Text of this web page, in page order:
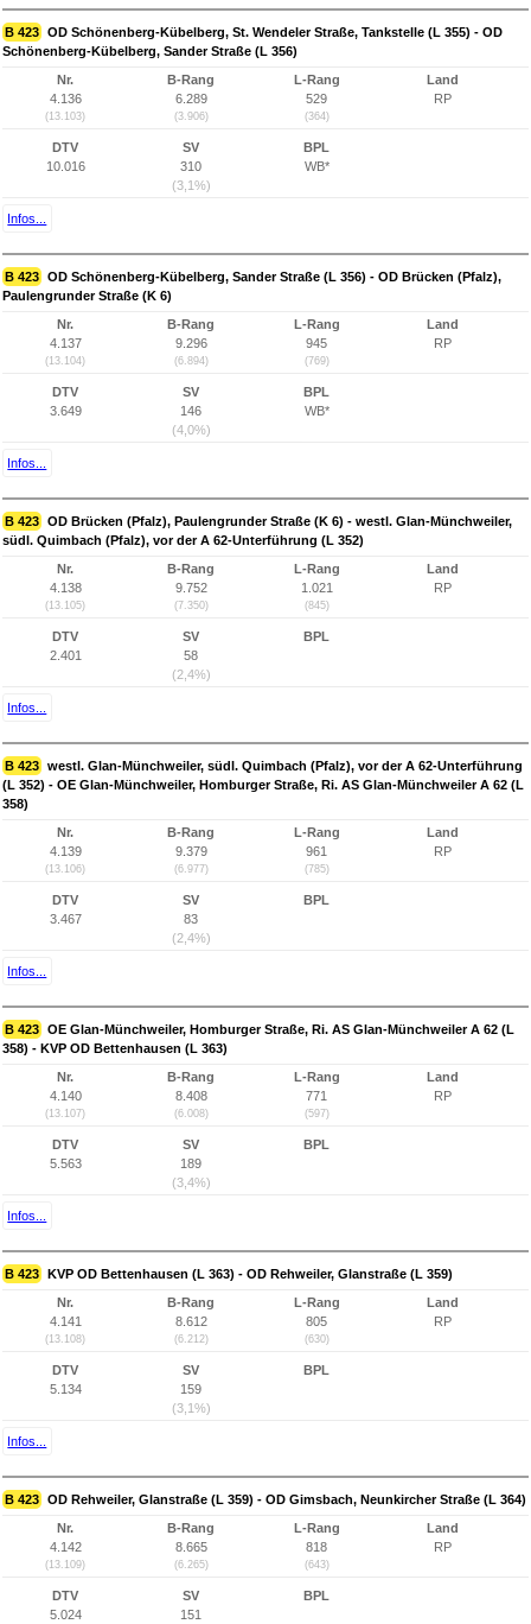
B 423 OD Schönenberg-Kübelberg, St. Wendeler Straße, Tankstelle (L 355) - OD
Schönenberg-Kübelberg, Sander Straße (L 356)
Nr.
4.136
(13.103)
B-Rang
6.289
(3.906)
L-Rang
529
(364)
Land
RP
DTV
10.016
SV
310
(3,1%)
BPL
WB*
Infos...
B 423 OD Schönenberg-Kübelberg, Sander Straße (L 356) - OD Brücken (Pfalz),
Paulengrunder Straße (K 6)
Nr.
4.137
(13.104)
B-Rang
9.296
(6.894)
L-Rang
945
(769)
Land
RP
DTV
3.649
SV
146
(4,0%)
BPL
WB*
Infos...
B 423 OD Brücken (Pfalz), Paulengrunder Straße (K 6) - westl. Glan-Münchweiler,
südl. Quimbach (Pfalz), vor der A 62-Unterführung (L 352)
Nr.
4.138
(13.105)
B-Rang
9.752
(7.350)
L-Rang
1.021
(845)
Land
RP
DTV
2.401
SV
58
(2,4%)
BPL
Infos...
B 423 westl. Glan-Münchweiler, südl. Quimbach (Pfalz), vor der A 62-Unterführung
(L 352) - OE Glan-Münchweiler, Homburger Straße, Ri. AS Glan-Münchweiler A 62 (L
358)
Nr.
4.139
(13.106)
B-Rang
9.379
(6.977)
L-Rang
961
(785)
Land
RP
DTV
3.467
SV
83
(2,4%)
BPL
Infos...
B 423 OE Glan-Münchweiler, Homburger Straße, Ri. AS Glan-Münchweiler A 62 (L
358) - KVP OD Bettenhausen (L 363)
Nr.
4.140
(13.107)
B-Rang
8.408
(6.008)
L-Rang
771
(597)
Land
RP
DTV
5.563
SV
189
(3,4%)
BPL
Infos...
B 423 KVP OD Bettenhausen (L 363) - OD Rehweiler, Glanstraße (L 359)
Nr.
4.141
(13.108)
B-Rang
8.612
(6.212)
L-Rang
805
(630)
Land
RP
DTV
5.134
SV
159
(3,1%)
BPL
Infos...
B 423 OD Rehweiler, Glanstraße (L 359) - OD Gimsbach, Neunkircher Straße (L 364)
Nr.
4.142
(13.109)
B-Rang
8.665
(6.265)
L-Rang
818
(643)
Land
RP
DTV
5.024
SV
151
BPL